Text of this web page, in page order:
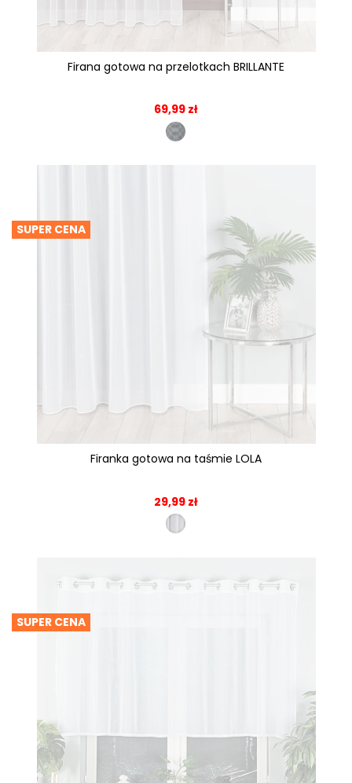
Firana gotowa na przelotkach BRILLANTE
69,99 zł
SUPER CENA
Firanka gotowa na taśmie LOLA
29,99 zł
SUPER CENA